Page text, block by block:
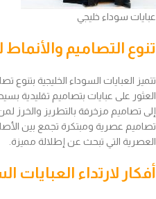
عبايات سوداء خليجي
تنوع التصاميم
تتميز العبايات السوداء الخليجية
العثور على عبايات بتصاميم تقليدية
إلى تصاميم مزخرفة بالتطريز والخرز
تصاميم عصرية ومبتكرة تجمع بين
العصرية التي تبحث عن إطلالة مميزة.
أفكار لارتداء العبايات